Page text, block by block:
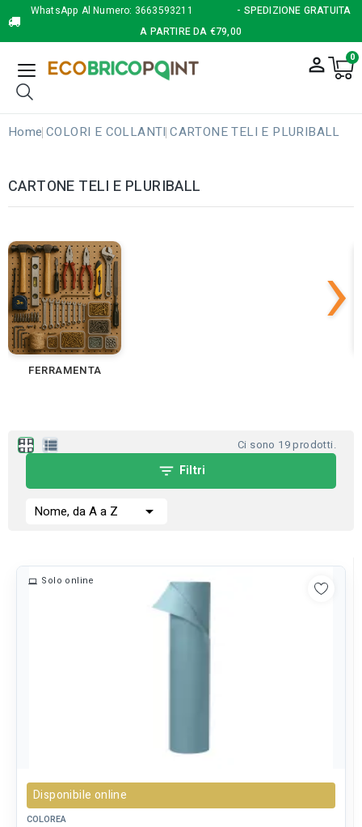
WhatsApp Al Numero: 3663593211
- SPEDIZIONE GRATUITA
A PARTIRE DA €79,00
person_outline 0
Home COLORI E COLLANTI CARTONE TELI E PLURIBALL
CARTONE TELI E PLURIBALL
FERRAMENTA
›
apps view_list Ci sono 19 prodotti.
filter_list Filtri
Nome, da A a Z 
Solo online
Disponibile online
COLOREA